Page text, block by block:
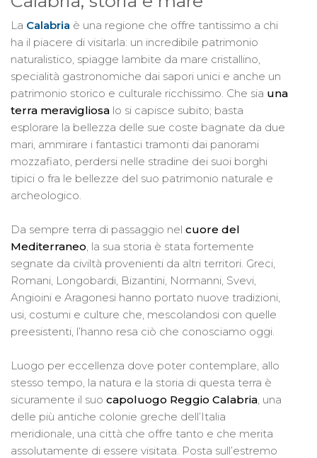
La Calabria è una regione che offre tantissimo a chi
ha il piacere di visitarla: un incredibile patrimonio
naturalistico, spiagge lambite da mare cristallino,
specialità gastronomiche dai sapori unici e anche un
patrimonio storico e culturale ricchissimo. Che sia una
terra meravigliosa lo si capisce subito; basta
esplorare la bellezza delle sue coste bagnate da due
mari, ammirare i fantastici tramonti dai panorami
mozzafiato, perdersi nelle stradine dei suoi borghi
tipici o fra le bellezze del suo patrimonio naturale e
archeologico.
Da sempre terra di passaggio nel cuore del
Mediterraneo , la sua storia è stata fortemente
segnate da civiltà provenienti da altri territori. Greci,
Romani, Longobardi, Bizantini, Normanni, Svevi,
Angioini e Aragonesi hanno portato nuove tradizioni,
usi, costumi e culture che, mescolandosi con quelle
preesistenti, l’hanno resa ciò che conosciamo oggi.
Luogo per eccellenza dove poter contemplare, allo
stesso tempo, la natura e la storia di questa terra è
sicuramente il suo capoluogo Reggio Calabria , una
delle più antiche colonie greche dell’Italia
meridionale, una città che offre tanto e che merita
assolutamente di essere visitata. Posta sull’estremo